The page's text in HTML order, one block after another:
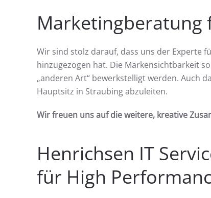
Marketingberatung
Wir sind stolz darauf, dass uns der Experte
hinzugezogen hat. Die Markensichtbarkeit
„anderen Art“ bewerkstelligt werden. Auch
Hauptsitz in Straubing abzuleiten.
Wir freuen uns auf die weitere, kreative
Henrichsen IT
für High